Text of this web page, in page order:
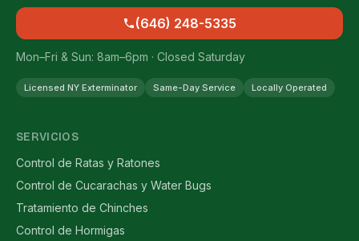
(646) 248-5335
Mon–Fri & Sun: 8am–6pm · Closed Saturday
Licensed NY Exterminator Same-Day Service Locally Operated
SERVICIOS
Control de Ratas y Ratones
Control de Cucarachas y Water Bugs
Tratamiento de Chinches
Control de Hormigas